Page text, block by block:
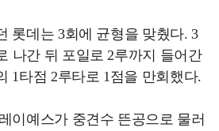
롯데는 3회에 균형을 맞췄다. 3
나간 뒤 포일로 2루까지 들어간
1타점 2루타로 1점을 만회했다.
이예스가 중견수 뜬공으로 물러